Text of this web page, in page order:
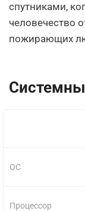
спутниками,
человечество
пожирающих
ОС
Процессор